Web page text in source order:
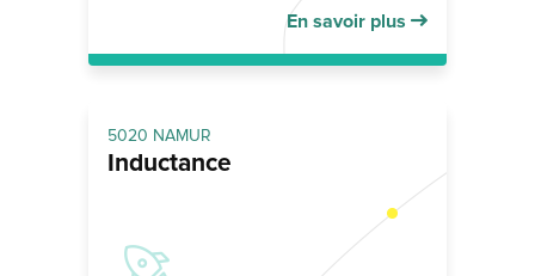
En savoir plus
5020 NAMUR
Inductance